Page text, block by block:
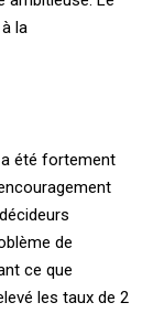
la
a été fortement
de
ce que
les taux de 2